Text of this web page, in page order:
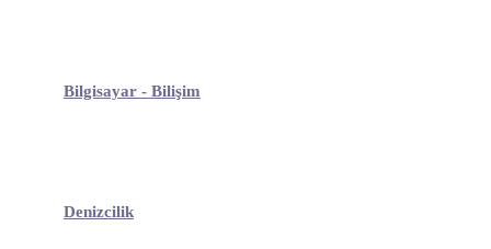
Bilgisayar - Bilişim
Denizcilik